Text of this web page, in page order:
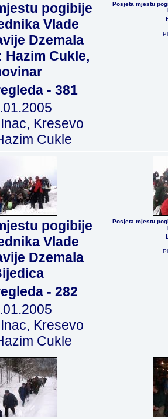
pogibije
Vlade
Dzemala
Hazim Cukle,
- 381
Kresevo
Cukle
Posjeta mjestu
pogibije
Vlade
Dzemala
- 282
Kresevo
Cukle
Posjeta mjestu